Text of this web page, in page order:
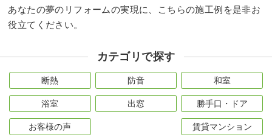
あなたの夢のリフォームの実現に、こちらの施工例を是非お
役立てください。
カテゴリで探す
断熱 防音 和室
浴室 出窓 勝手口・ドア
お客様の声 賃貸マンション